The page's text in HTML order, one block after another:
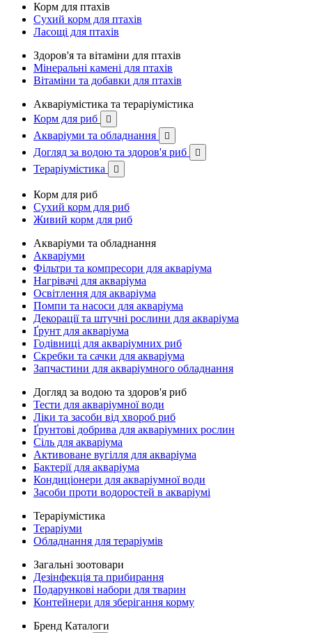
Корм для птахів
Сухий корм для птахів
Ласощі для птахів
Здоров'я та вітаміни для птахів
Мінеральні камені для птахів
Вітаміни та добавки для птахів
Акваріумістика та тераріумістика
Корм для риб

Акваріуми та обладнання 
Догляд за водою та здоров'я риб 
Тераріумістика 
Корм для риб
Сухий корм для риб
Живий корм для риб
Акваріуми та обладнання
Акваріуми
Фільтри та компресори для акваріума
Нагрівачі для акваріума
Освітлення для акваріума
Помпи та насоси для акваріума
Декорації та штучні рослини для акваріума
Ґрунт для акваріума
Годівниці для акваріумних риб
Скребки та сачки для акваріума
Запчастини для акваріумного обладнання
Догляд за водою та здоров'я риб
Тести для акваріумної води
Ліки та засоби від хвороб риб
Ґрунтові добрива для акваріумних рослин
Сіль для акваріума
Активоване вугілля для акваріума
Бактерії для акваріума
Кондиціонери для акваріумної води
Засоби проти водоростей в акваріумі
Тераріумістика
Тераріуми
Обладнання для тераріумів
Загальні зоотовари
Дезінфекція та прибирання
Подарункові набори для тварин
Контейнери для зберігання корму
Бренд Каталоги